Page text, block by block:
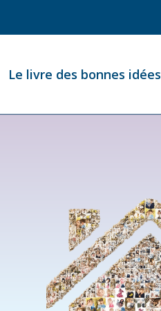
Le livre des bonnes idées